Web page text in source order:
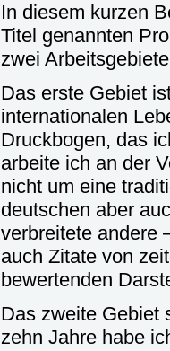
In diesem kurzen
Titel genannten
zwei
Das erste Gebiet
internationalen
Druckbogen, das
arbeite ich an der
nicht um eine
deutschen aber
verbreitete andere
auch Zitate von
bewertenden
Das zweite Gebiet
zehn Jahre habe